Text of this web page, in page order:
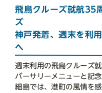
飛鳥クルーズ就航35
ズ
神戸発着、週末を利
へ
週末利用の飛鳥クルーズ
バーサリーメニューと記
細島では、港町の風情を